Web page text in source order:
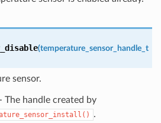
(temperature_sensor_handle_t
sensor.
The handle created by
.